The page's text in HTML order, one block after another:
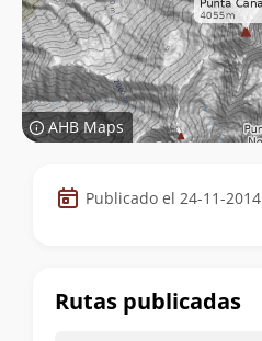
AHB Maps
Datos
de
cumbre
Publicado el 24-11-2014
Rutas publicadas